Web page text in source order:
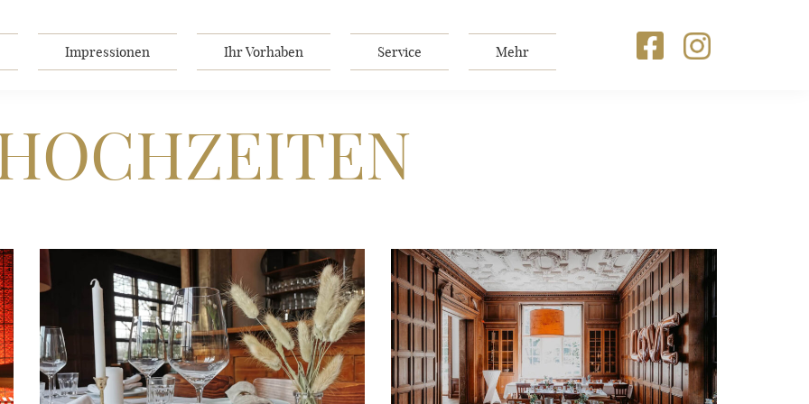
Impressionen Ihr Vorhaben Service Mehr